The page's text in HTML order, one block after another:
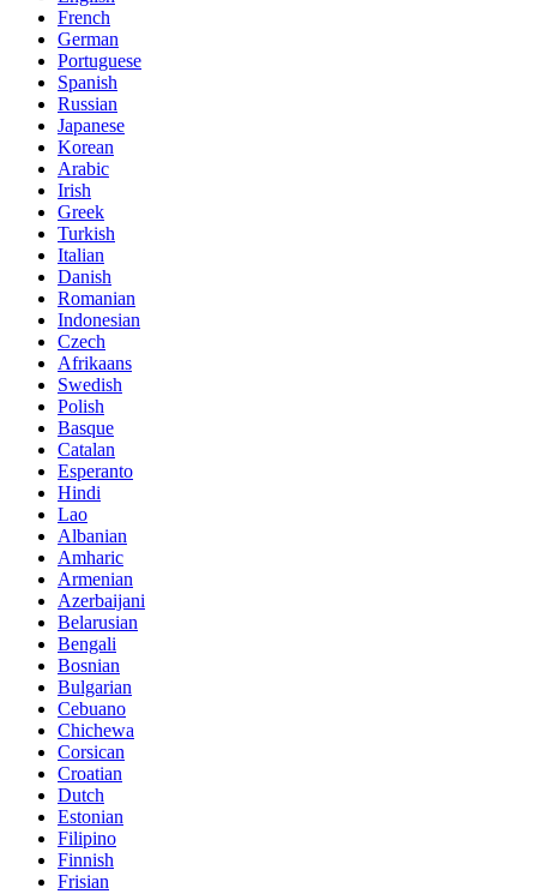
French
German
Portuguese
Spanish
Russian
Japanese
Korean
Arabic
Irish
Greek
Turkish
Italian
Danish
Romanian
Indonesian
Czech
Afrikaans
Swedish
Polish
Basque
Catalan
Esperanto
Hindi
Lao
Albanian
Amharic
Armenian
Azerbaijani
Belarusian
Bengali
Bosnian
Bulgarian
Cebuano
Chichewa
Corsican
Croatian
Dutch
Estonian
Filipino
Finnish
Frisian